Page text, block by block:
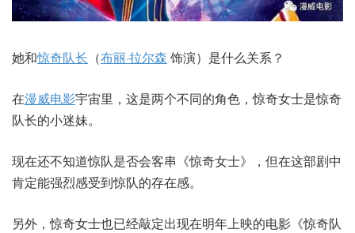
她和惊奇队长 （布丽·拉尔森 饰演）是什么关系？
在漫威电影宇宙里，这是两个不同的角色，惊奇女士是惊奇
队长的小迷妹。
现在还不知道惊队是否会客串《惊奇女士》，但在这部剧中
肯定能强烈感受到惊队的存在感。
另外，惊奇女士也已经敲定出现在明年上映的电影《惊奇队